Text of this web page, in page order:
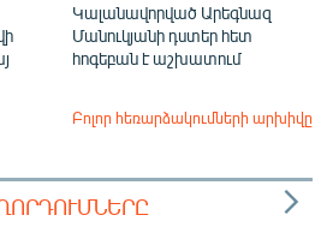
Կալանավորված Արեգնազ
Մանուկյանի դստեր հետ
հոգեբան է աշխատում
Բոլոր հեռարձակումների արխիվը